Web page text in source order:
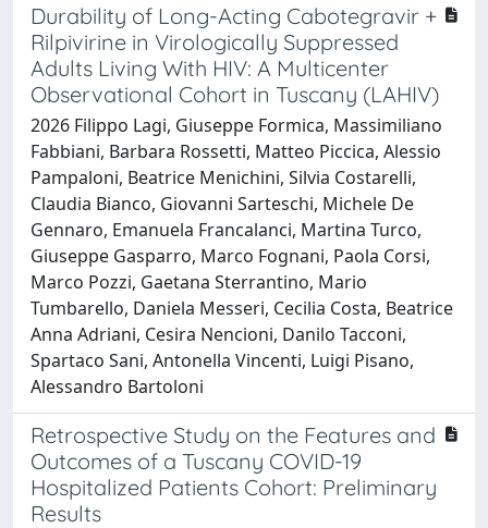
Durability of Long-Acting Cabotegravir +
Rilpivirine in Virologically Suppressed
Adults Living With HIV: A Multicenter
Observational Cohort in Tuscany (LAHIV)
2026 Filippo Lagi, Giuseppe Formica, Massimiliano
Fabbiani, Barbara Rossetti, Matteo Piccica, Alessio
Pampaloni, Beatrice Menichini, Silvia Costarelli,
Claudia Bianco, Giovanni Sarteschi, Michele De
Gennaro, Emanuela Francalanci, Martina Turco,
Giuseppe Gasparro, Marco Fognani, Paola Corsi,
Marco Pozzi, Gaetana Sterrantino, Mario
Tumbarello, Daniela Messeri, Cecilia Costa, Beatrice
Anna Adriani, Cesira Nencioni, Danilo Tacconi,
Spartaco Sani, Antonella Vincenti, Luigi Pisano,
Alessandro Bartoloni
Retrospective Study on the Features and
Outcomes of a Tuscany COVID-19
Hospitalized Patients Cohort: Preliminary
Results